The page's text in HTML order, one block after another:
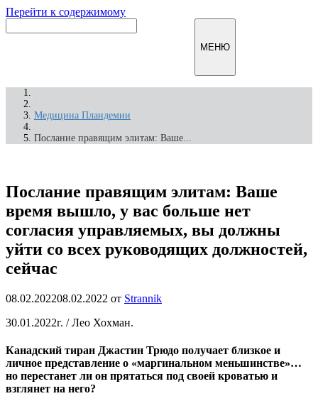
Перейти к содержимому
МЕНЮ
Медицина Пландемии
Послание правящим элитам: Ваше...
Послание правящим элитам: Ваше
время вышло, у вас больше нет
согласия управляемых, вы должны
уйти со всех руководящих должностей,
сейчас
08.02.202208.02.2022 от Strannik
30.01.2022г. / Лео Хохман.
Канадский тиран Джастин Трюдо получает близкое и
личное представление о «маргинальном меньшинстве»…
но перестанет ли он прятаться под своей кроватью и
взглянет на него?